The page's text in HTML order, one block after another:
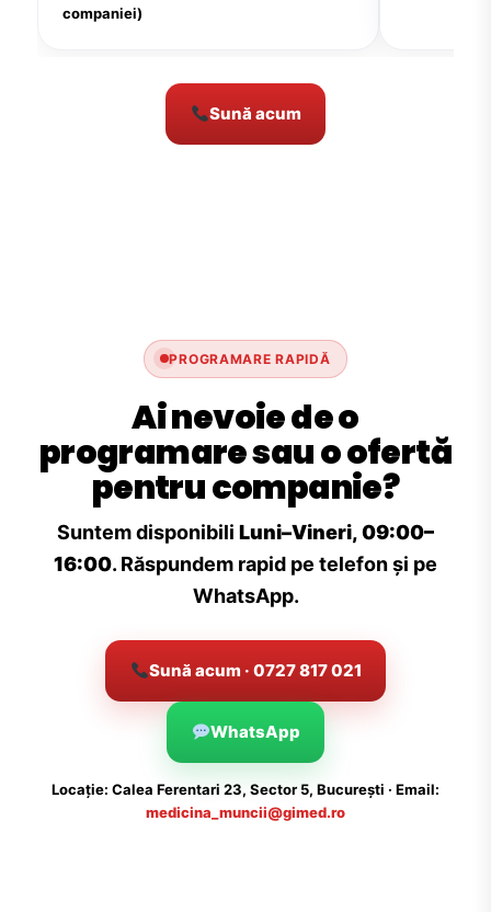
companiei)
Sună acum
PROGRAMARE RAPIDĂ
Ai nevoie de o
programare sau o ofertă
pentru companie?
Suntem disponibili Luni–Vineri, 09:00–
16:00. Răspundem rapid pe telefon și pe
WhatsApp.
Sună acum · 0727 817 021
WhatsApp
Locație: Calea Ferentari 23, Sector 5, București · Email:
medicina_muncii@gimed.ro